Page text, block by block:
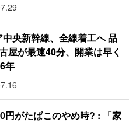
中央新幹線、全線着工へ 品
屋が最速40分、開業は早く
年
円がたばこのやめ時? : 「家